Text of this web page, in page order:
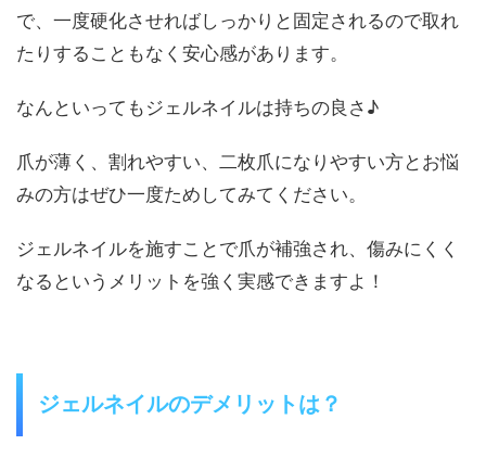
で、 一度硬化させればしっかりと固定されるので取れ
たりすることもなく安心感があります。
なんといってもジェルネイルは持ちの良さ♪
爪が薄く 、割れやすい、二枚爪になりやすい方とお悩
みの方はぜひ一度ためしてみてください。
ジェルネイルを施すことで爪が補強され、 傷みにくく
なる というメリットを強く実感できますよ！
ジェルネイルのデメリットは？